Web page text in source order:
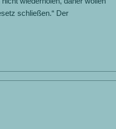
schließen.“ Der